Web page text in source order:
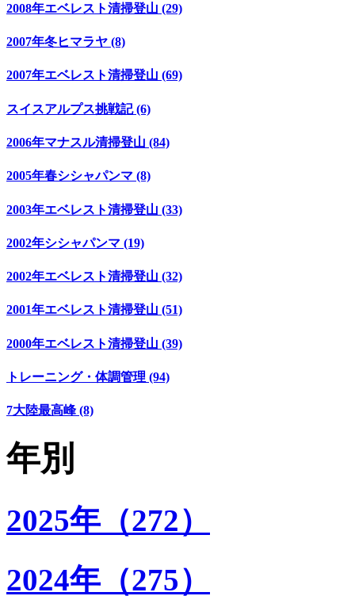
2008年エベレスト清掃登山 (29)
2007年冬ヒマラヤ (8)
2007年エベレスト清掃登山 (69)
スイスアルプス挑戦記 (6)
2006年マナスル清掃登山 (84)
2005年春シシャパンマ (8)
2003年エベレスト清掃登山 (33)
2002年シシャパンマ (19)
2002年エベレスト清掃登山 (32)
2001年エベレスト清掃登山 (51)
2000年エベレスト清掃登山 (39)
トレーニング・体調管理 (94)
7大陸最高峰 (8)
年別
2025年（272）
2024年（275）